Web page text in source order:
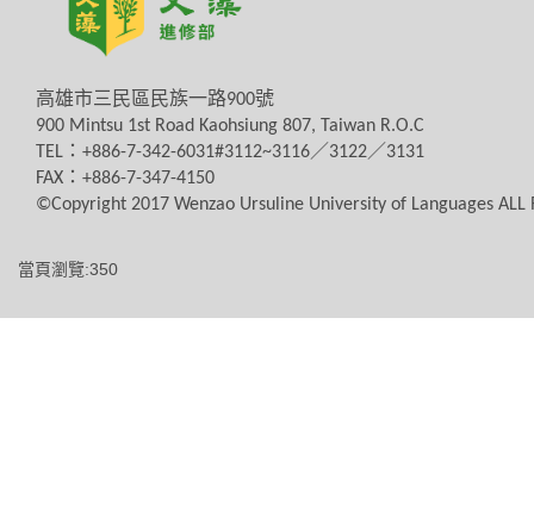
高雄市三民區民族一路900號
900 Mintsu 1st Road Kaohsiung 807, Taiwan R.O.C
TEL ： +886-7-342-6031#3112~3116／ 3122／ 3131
FAX ： +886-7-347-4150
©Copyright 2017 Wenzao Ursuline University of Languages ALL
當頁瀏覽:350